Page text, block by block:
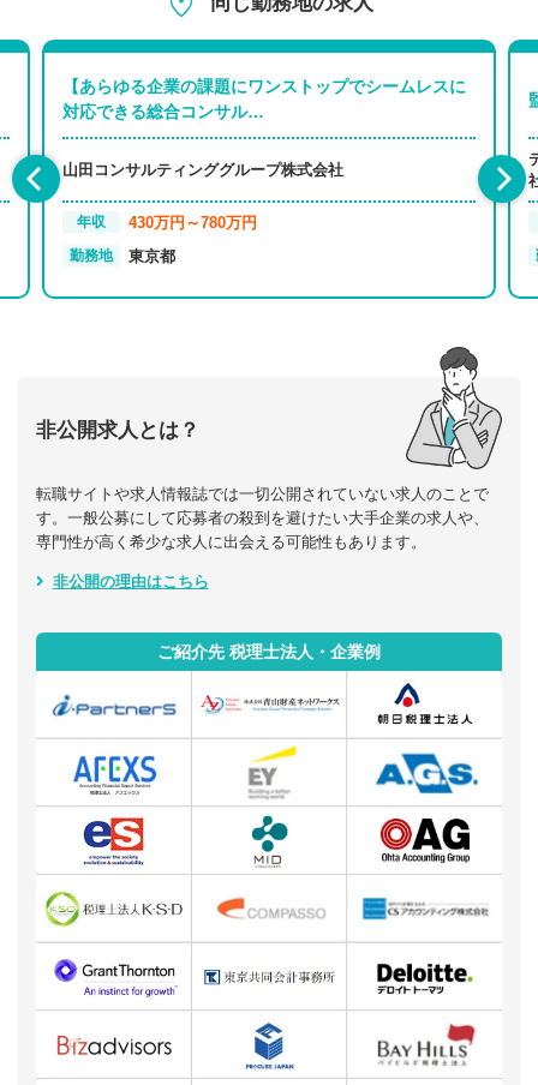
【あらゆる企業の課題にワンストップでシームレスに
対応できる総合コンサル…
山田コンサルティンググループ株式会社
年収 430万円～780万円
勤務地 東京都
非公開求人とは？
転職サイトや求人情報誌では一切公開されていない求人のことで
す。一般公募にして応募者の殺到を避けたい大手企業の求人や、
専門性が高く希少な求人に出会える可能性もあります。
非公開の理由はこちら
ご紹介先 税理士法人・企業例